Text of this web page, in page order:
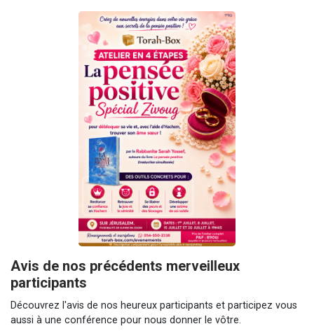
Avis de nos précédents merveilleux
participants
Découvrez l'avis de nos heureux participants et participez vous
aussi à une conférence pour nous donner le vôtre.